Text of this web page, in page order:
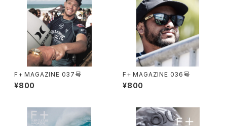
F+ MAGAZINE 037号
¥800
F+ MAGAZINE 036号
¥800